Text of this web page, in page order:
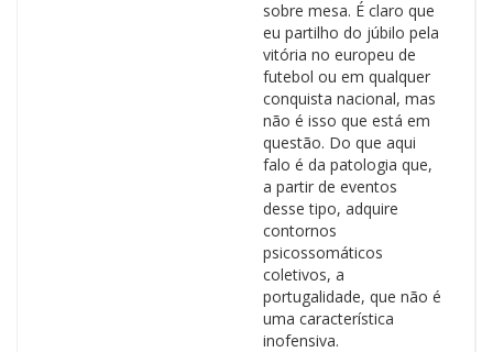
sobre mesa. É claro que
eu partilho do júbilo pela
vitória no europeu de
futebol ou em qualquer
conquista nacional, mas
não é isso que está em
questão. Do que aqui
falo é da patologia que,
a partir de eventos
desse tipo, adquire
contornos
psicossomáticos
coletivos, a
portugalidade, que não é
uma característica
inofensiva.